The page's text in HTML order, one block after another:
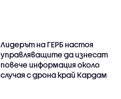
Лидерът на ГЕРБ настоя
управляващите да изнесат
повече информация около
случая с дрона край Кардам